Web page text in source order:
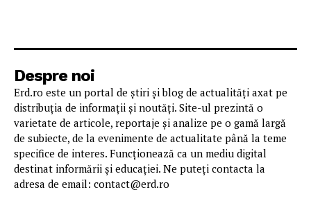
Despre noi
Erd.ro este un portal de știri și blog de actualități axat pe
distribuția de informații și noutăți. Site-ul prezintă o
varietate de articole, reportaje și analize pe o gamă largă
de subiecte, de la evenimente de actualitate până la teme
specifice de interes. Funcționează ca un mediu digital
destinat informării și educației. Ne puteți contacta la
adresa de email: contact@erd.ro